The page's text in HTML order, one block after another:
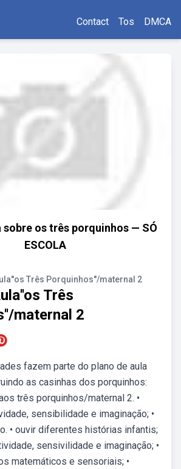
Contact Tos DMCA
sobre os três porquinhos — SÓ
ESCOLA
Três Porquinhos''/maternal 2
Três
maternal 2
fazem parte do plano de aula
as casinhas dos porquinhos:
três porquinhos/maternal 2. •
sensibilidade e imaginação; •
• ouvir diferentes histórias infantis;
sensivilidade e imaginação; •
matemáticos e sensoriais; •